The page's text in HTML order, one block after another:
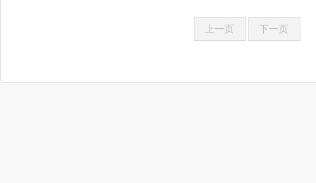
上一页 下一页